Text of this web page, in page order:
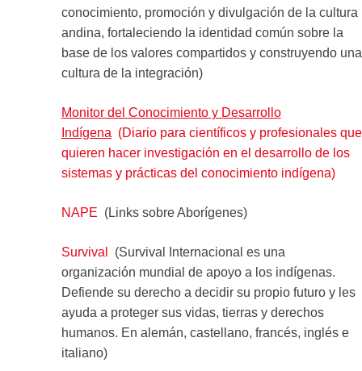
conocimiento, promoción y divulgación de la cultura
andina, fortaleciendo la identidad común sobre la
base de los valores compartidos y construyendo una
cultura de la integración)
Monitor del Conocimiento y Desarrollo
Indígena (Diario para científicos y profesionales que
quieren hacer investigación en el desarrollo de los
sistemas y prácticas del conocimiento indígena)
NAPE (Links sobre Aborígenes)
Survival
(Survival Internacional es una
organización mundial de apoyo a los indígenas.
Defiende su derecho a decidir su propio futuro y les
ayuda a proteger sus vidas, tierras y derechos
humanos. En alemán, castellano, francés, inglés e
italiano)